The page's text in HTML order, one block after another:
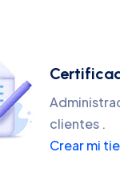
clientes .
Crear mi